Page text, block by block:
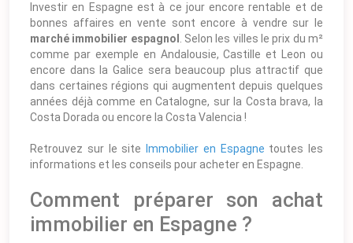
Investir en Espagne est à ce jour encore rentable et de
bonnes affaires en vente sont encore à vendre sur le
marché immobilier espagnol . Selon les villes le prix du m²
comme par exemple en Andalousie, Castille et Leon ou
encore dans la Galice sera beaucoup plus attractif que
dans certaines régions qui augmentent depuis quelques
années déjà comme en Catalogne, sur la Costa brava, la
Costa Dorada ou encore la Costa Valencia !
Retrouvez sur le site Immobilier en Espagne toutes les
informations et les conseils pour acheter en Espagne.
Comment préparer son achat
immobilier en Espagne ?